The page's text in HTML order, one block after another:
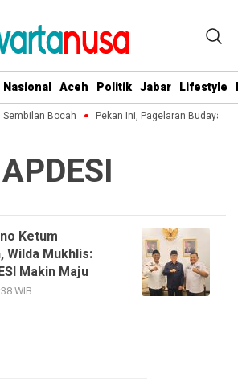
Nasional Aceh Politik Jabar Lifestyle
Bocah Pekan Ini, Pagelaran Budaya
APDESI
Ketum
Wilda Mukhlis:
Makin Maju
WIB